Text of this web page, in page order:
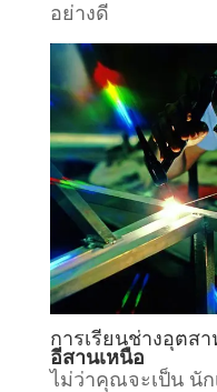
อย่างดี
การเรียนช่างอุตสา
อีสานเหนือ
ไม่ว่าคุณจะเป็น นัก